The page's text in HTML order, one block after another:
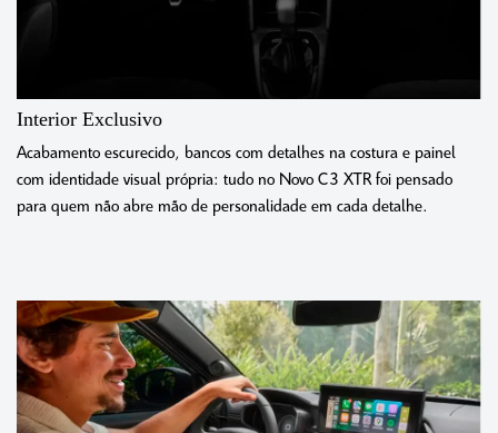
Interior Exclusivo
Acabamento escurecido, bancos com detalhes na costura e painel
com identidade visual própria: tudo no Novo C3 XTR foi pensado
para quem não abre mão de personalidade em cada detalhe.